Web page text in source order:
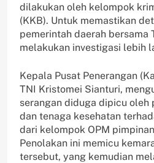
dilakukan oleh kelompok
(KKB). Untuk memastikan
pemerintah daerah bersama
melakukan investigasi lebih
Kepala Pusat Penerangan
TNI Kristomei Sianturi,
serangan diduga dipicu oleh
dan tenaga kesehatan
dari kelompok OPM
Penolakan ini memicu
tersebut, yang kemudian